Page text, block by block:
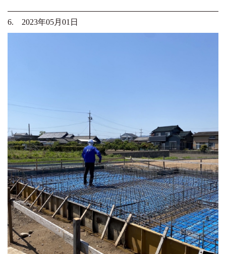
6. 2023年05月01日